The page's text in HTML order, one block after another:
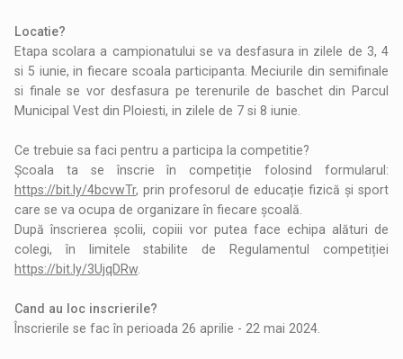
Locatie?
Etapa scolara a campionatului se va desfasura in zilele de 3, 4
si 5 iunie, in fiecare scoala participanta. Meciurile din semifinale
si finale se vor desfasura pe terenurile de baschet din Parcul
Municipal Vest din Ploiesti, in zilele de 7 si 8 iunie.
Ce trebuie sa faci pentru a participa la competitie?
Școala ta se înscrie în competiție folosind formularul:
https://bit.ly/4bcvwTr, prin profesorul de educație fizică și sport
care se va ocupa de organizare în fiecare școală.
După înscrierea școlii, copiii vor putea face echipa alături de
colegi, în limitele stabilite de Regulamentul competiției
https://bit.ly/3UjqDRw
Cand au loc inscrierile?
Înscrierile se fac în perioada 26 aprilie - 22 mai 2024.